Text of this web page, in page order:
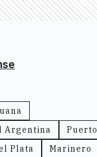
Argentina
Puerto
Plata
Marinero